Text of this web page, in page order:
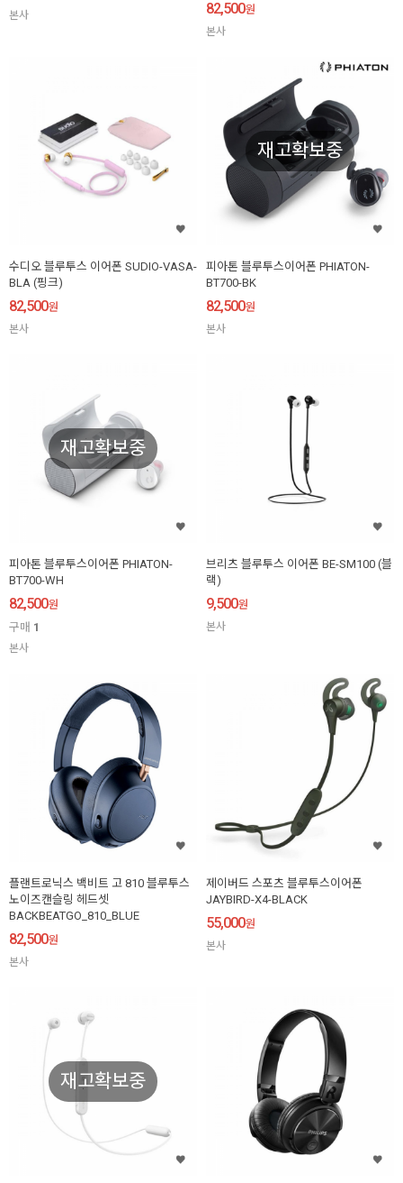
본사 82,500원
본사
수디오 블루투스 이어폰 SUDIO-VASA-
BLA (핑크)
82,500원
본사
재고확보중
피아톤 블루투스이어폰 PHIATON-
BT700-BK
82,500원
본사
재고확보중
피아톤 블루투스이어폰 PHIATON-
BT700-WH
82,500원
구매 1
본사
브리츠 블루투스 이어폰 BE-SM100 (블
랙)
9,500원
본사
플랜트로닉스 백비트 고 810 블루투스
노이즈캔슬링 헤드셋
BACKBEATGO_810_BLUE
82,500원
본사
제이버드 스포츠 블루투스이어폰
JAYBIRD-X4-BLACK
55,000원
본사
재고확보중